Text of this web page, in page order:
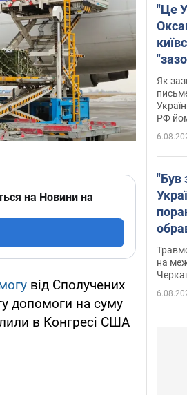
на Новини на
від Сполучених
допомоги на суму
в Конгресі США
"Це
Як
РФ
"Був
Фото
на